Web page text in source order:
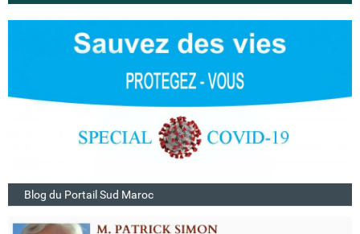
Blog du Portail Sud Maroc